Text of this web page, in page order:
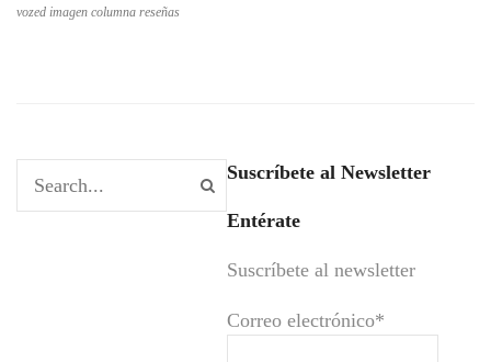
vozed imagen columna reseñas
Suscríbete al Newsletter
Entérate
Suscríbete al newsletter
Correo electrónico*